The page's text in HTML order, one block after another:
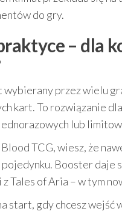
do gry.
– dla
wybierany przez wielu
kart. To rozwiązanie
lub
TCG, wiesz, że
Booster daje
Tales of Aria – w tym
start, gdy chcesz